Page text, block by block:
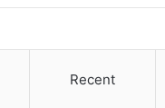
Recent